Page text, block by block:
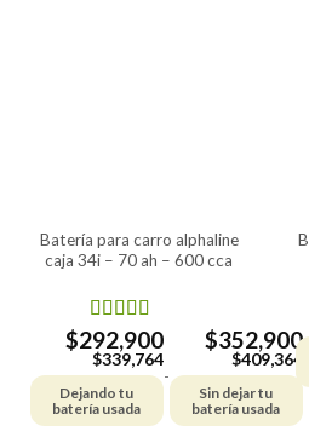
batería para carro alphaline
caja 34i – 70 ah – 600 cca
Valorado en
5.00de 5
$292,900
$339,764
Dejando tu
batería usada
-
$352,900
$409,364
Sin dejar tu
batería usada
batería para carro bosch caja